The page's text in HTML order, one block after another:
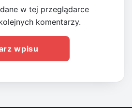
w tej przeglądarce
komentarzy.